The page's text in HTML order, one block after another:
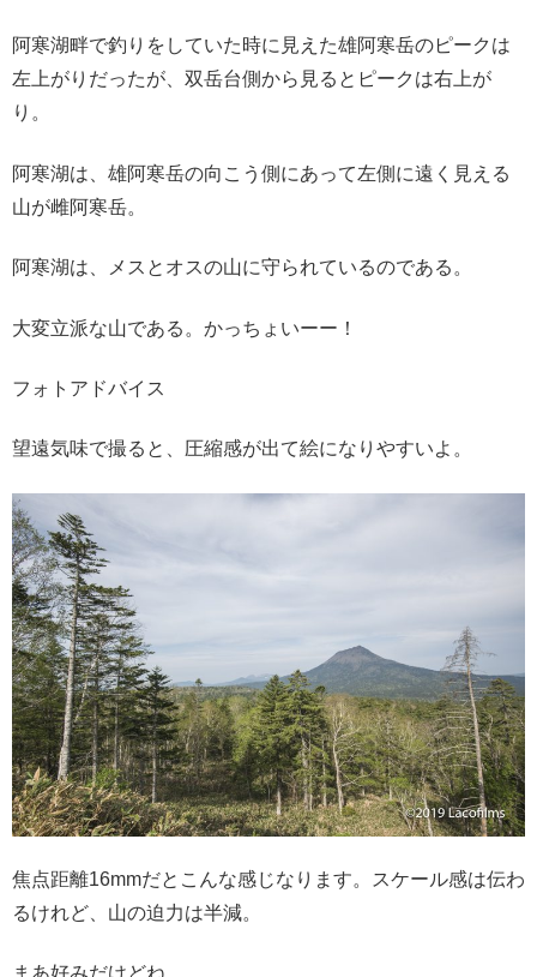
阿寒湖畔で釣りをしていた時に見えた雄阿寒岳のピークは
左上がりだったが、双岳台側から見るとピークは右上が
り。
阿寒湖は、雄阿寒岳の向こう側にあって左側に遠く見える
山が雌阿寒岳。
阿寒湖は、メスとオスの山に守られているのである。
大変立派な山である。かっちょいーー！
フォトアドバイス
望遠気味で撮ると、圧縮感が出て絵になりやすいよ。
焦点距離16mmだとこんな感じなります。スケール感は伝わ
るけれど、山の迫力は半減。